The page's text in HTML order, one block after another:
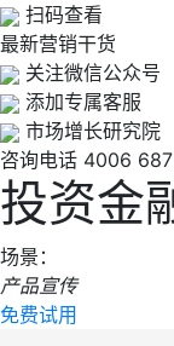
扫码查看
最新营销干货
关注微信公众号
添加专属客服
市场增长研究院
咨询电话 4006
投资金
场景：
产品宣传
免费试用